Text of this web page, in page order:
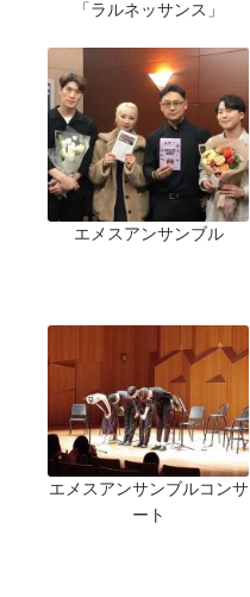
「ラルネッサンス」
エメスアンサンブル
エメスアンサンブルコンサ
ート